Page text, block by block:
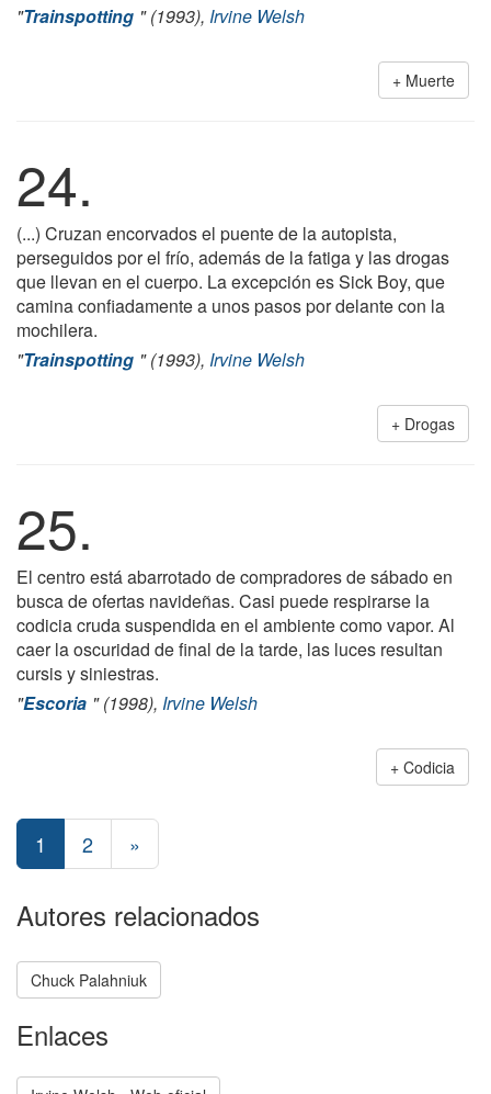
"Trainspotting " (1993), Irvine Welsh
Muerte
24.
(...) Cruzan encorvados el puente de la autopista,
perseguidos por el frío, además de la fatiga y las drogas
que llevan en el cuerpo. La excepción es Sick Boy, que
camina confiadamente a unos pasos por delante con la
mochilera.
"Trainspotting " (1993), Irvine Welsh
Drogas
25.
El centro está abarrotado de compradores de sábado en
busca de ofertas navideñas. Casi puede respirarse la
codicia cruda suspendida en el ambiente como vapor. Al
caer la oscuridad de final de la tarde, las luces resultan
cursis y siniestras.
"Escoria " (1998), Irvine Welsh
Codicia
1 2 »
Autores relacionados
Chuck Palahniuk
Enlaces